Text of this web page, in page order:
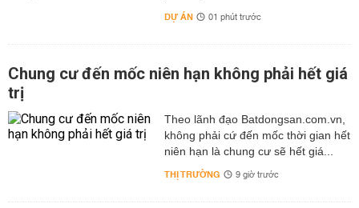
DỰ ÁN 01 phút trước
Chung cư đến mốc niên hạn không phải hết giá
trị
Theo lãnh đạo Batdongsan.com.vn,
không phải cứ đến mốc thời gian hết
niên hạn là chung cư sẽ hết giá...
THỊ TRƯỜNG 9 giờ trước